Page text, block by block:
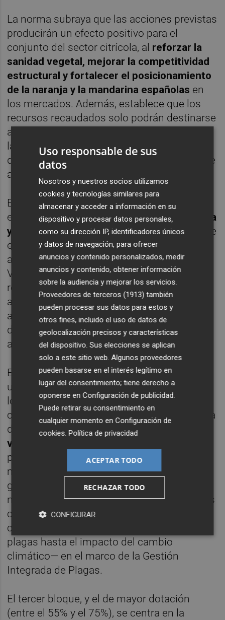
La norma subraya que las acciones previstas
producirán un efecto positivo para el
conjunto del sector citrícola, al reforzar la
sanidad vegetal, mejorar la competitividad
estructural y fortalecer el posicionamiento
de la naranja y la mandarina españolas en
los mercados. Además, establece que los
recursos recaudados solo podrán destinarse
a las finalidades expresamente recogidas en
la orden y que estarán sometidos a criterios
de eficacia, transparencia y control mediante
auditoría externa anual.
El programa se estructura en tres grandes
ejes. En primer lugar, ladefensa fitosanitaria
y la lucha contra plagas, que absorberá entre
el 10% y el 20% del presupuesto. Se prevé
ampliar los puntos de control del Plan de
Vigilancia Fitosanitaria Citrícola, reforzar las
redes de seguimiento en campo y coordinar
actuaciones con las comunidades
autónomas productoras para mejorar la
detección precoz y la respuesta ante
amenazas emergentes.
En segundo lugar,la inversión en I+D+i
una asignación de entre el 18% y el 28% de
los recursos. Intercitrus impulsará
convenios con centros de investigación para
desarrollar un plan integral de
vegetal frente al Huanglongbing (HLB)
plaga más dañina para los cítricos a nivel
mundial—, aplicar tecnologías de edición
génica en naranjas y mandarinas, obtener
nuevas variedades sin semillas y analizar los
cambios registrados en el agroecosistema
citrícola —desde la aparición de nuevas
plagas hasta el impacto del cambio
climático— en el marco de la Gestión
Integrada de Plagas.
El tercer bloque, y el de mayor dotación
(entre el 55% y el 75%), se centra en la
Uso responsable de sus
datos
Nosotros y nuestros socios utilizamos
cookies y tecnologías similares para
almacenar y acceder a información en su
dispositivo y procesar datos personales,
como su dirección IP, identificadores únicos
y datos de navegación, para ofrecer
anuncios y contenido personalizados, medir
anuncios y contenido, obtener información
sobre la audiencia y mejorar los servicios.
Proveedores de terceros (1913) también
pueden procesar sus datos para estos y
otros fines, incluido el uso de datos de
geolocalización precisos y características
del dispositivo. Sus elecciones se aplican
solo a este sitio web. Algunos proveedores
pueden basarse en el interés legítimo en
lugar del consentimiento; tiene derecho a
oponerse enConfiguración de publicidad
Puede retirar su consentimiento en
cualquier momento enConfiguración de
cookies .Política de privacidad
ACEPTAR TODO
RECHAZAR TODO
CONFIGURAR